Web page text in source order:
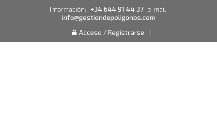
Información: +34 644 91 44 37 e-mail:
info@gestiondepoligonos.com
Acceso / Registrarse